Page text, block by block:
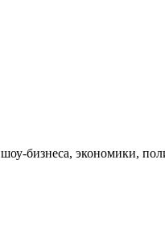
бизнеса, экономики,